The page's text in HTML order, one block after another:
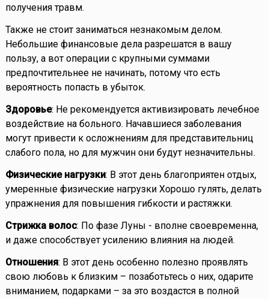
получения травм.
Также не стоит заниматься незнакомым делом.
Небольшие финансовые дела разрешатся в вашу
пользу, а вот операции с крупными суммами
предпочтительнее не начинать, потому что есть
вероятность попасть в убыток.
Здоровье: Не рекомендуется активизировать лечебное
воздействие на больного. Начавшиеся заболевания
могут привести к осложнениям для представительниц
слабого пола, но для мужчин они будут незначительны.
Физические нагрузки: В этот день благоприятен отдых,
умеренные физические нагрузки Хорошо гулять, делать
упражнения для повышения гибкости и растяжки.
Стрижка волос: По фазе Луны - вполне своевременна,
и даже способствует усилению влияния на людей.
Отношения: В этот день особенно полезно проявлять
свою любовь к близким – позаботьтесь о них, одарите
вниманием, подарками – за это воздастся в полной